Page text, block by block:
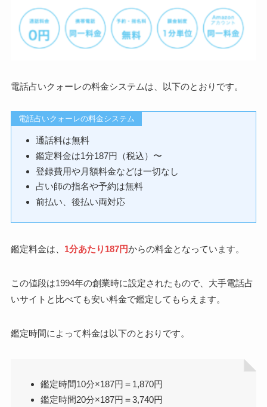
電話占いクォーレの料金システムは、以下のとおりです。
電話占いクォーレの料金システム
通話料は無料
鑑定料金は1分187円（税込）〜
登録費用や月額料金などは一切なし
占い師の指名や予約は無料
前払い、後払い両対応
鑑定料金は、 1分あたり187円からの料金となっています。
この値段は1994年の創業時に設定されたもので、大手電話占
いサイトと比べても安い料金で鑑定してもらえます。
鑑定時間によって料金は以下のとおりです。
鑑定時間10分×187円＝1,870円
鑑定時間20分×187円＝3,740円